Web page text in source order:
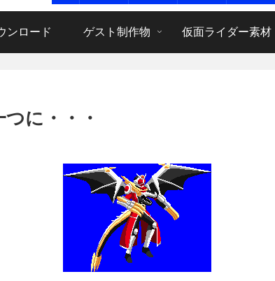
ンロード ゲスト制作物 仮面ライダー素材
に・・・